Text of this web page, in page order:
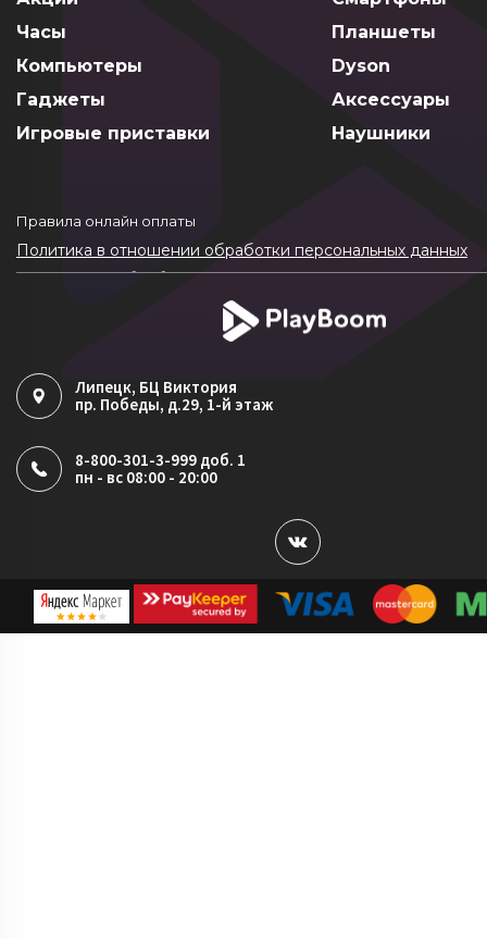
Часы
Планшеты
Компьютеры
Dyson
Гаджеты
Аксессуары
Игровые приставки
Наушники
Правила онлайн оплаты
Политика в отношении обработки персональных данных
Согласие на обработку ПДн
Политика обработки файлов cookie
Липецк, БЦ Виктория
пр. Победы, д.29, 1-й этаж
8-800-301-3-999 доб. 1
пн - вс 08:00 - 20:00